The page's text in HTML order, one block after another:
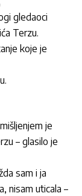
gledaoci
Terzu.
koje je
je
– glasilo je
sam i ja
nisam uticala –